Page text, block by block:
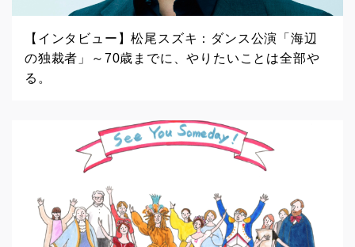
【インタビュー】松尾スズキ：ダンス公演「海辺
の独裁者」～70歳までに、やりたいことは全部や
る。